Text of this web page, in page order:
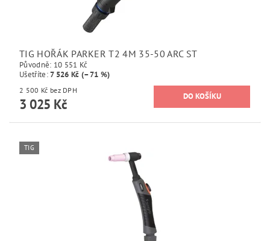
TIG HOŘÁK PARKER T2 4M 35-50 ARC ST
Původně: 10 551 Kč
Ušetříte:7 526 Kč (–71 %)
2 500 Kč bez DPH
3 025 Kč
TIG